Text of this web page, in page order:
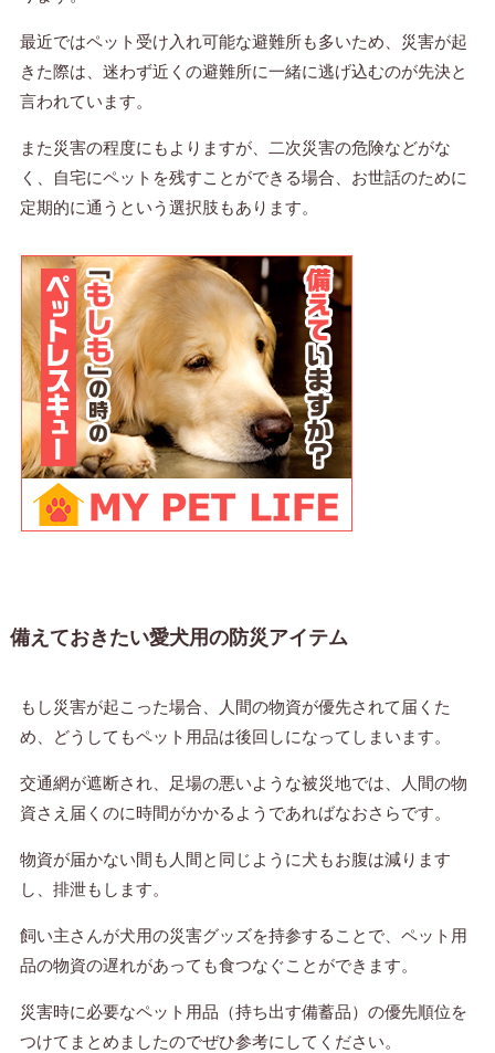
最近ではペット受け入れ可能な避難所も多いため、災害が起
きた際は、迷わず近くの避難所に一緒に逃げ込むのが先決と
言われています。
また災害の程度にもよりますが、二次災害の危険などがな
く、自宅にペットを残すことができる場合、お世話のために
定期的に通うという選択肢もあります。
備えておきたい愛犬用の防災アイテム
もし災害が起こった場合、人間の物資が優先されて届くた
め、どうしてもペット用品は後回しになってしまいます。
交通網が遮断され、足場の悪いような被災地では、人間の物
資さえ届くのに時間がかかるようであればなおさらです。
物資が届かない間も人間と同じように犬もお腹は減ります
し、排泄もします。
飼い主さんが犬用の災害グッズを持参することで、ペット用
品の物資の遅れがあっても食つなぐことができます。
災害時に必要なペット用品（持ち出す備蓄品）の優先順位を
つけてまとめましたのでぜひ参考にしてください。